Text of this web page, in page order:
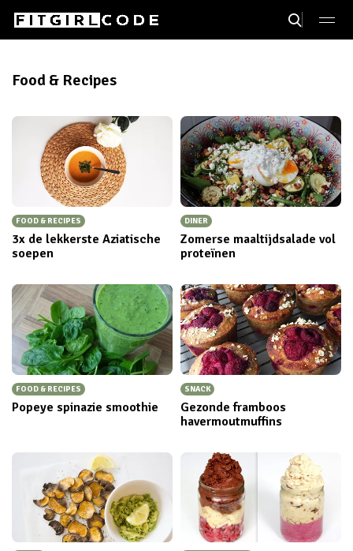
Food & Recipes
FOOD & RECIPES
3x de lekkerste Aziatische
soepen
DINER
Zomerse maaltijdsalade vol
proteïnen
FOOD & RECIPES
Popeye spinazie smoothie
SNACK
Gezonde framboos
havermoutmuffins